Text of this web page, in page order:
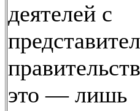
деятелей с
это — лишь